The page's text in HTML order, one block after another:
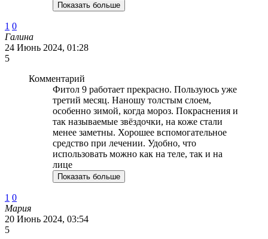
Показать больше
1 0
Галина
24 Июнь 2024, 01:28
5
Комментарий
Фитол 9 работает прекрасно. Пользуюсь уже
третий месяц. Наношу толстым слоем,
особенно зимой, когда мороз. Покраснения и
так называемые звёздочки, на коже стали
менее заметны. Хорошее вспомогательное
средство при лечении. Удобно, что
использовать можно как на теле, так и на
лице
Показать больше
1 0
Мария
20 Июнь 2024, 03:54
5